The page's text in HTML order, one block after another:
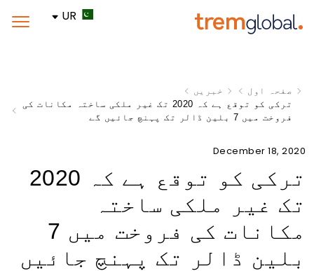
UR
صفحہ اول
خبریں
ترکی کو توقع ہے کہ 2020 تک غیر ملکی ساختہ مکانات کی
فروخت میں 7 بلین ڈالر تک پہنچ جائیں گے
December 18, 2020
ترکی کو توقع ہے کہ 2020
تک غیر ملکی ساختہ
مکانات کی فروخت میں 7
بلین ڈالر تک پہنچ جائیں